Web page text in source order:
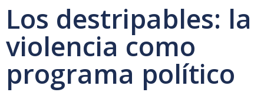
Los destripables: la
violencia como
programa político